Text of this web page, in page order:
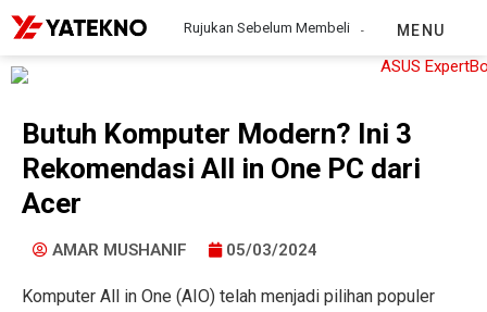
Rujukan Sebelum Membeli MENU
Butuh Komputer Modern? Ini 3
Rekomendasi All in One PC dari
Acer
AMAR MUSHANIF 05/03/2024
Komputer All in One (AIO) telah menjadi pilihan populer